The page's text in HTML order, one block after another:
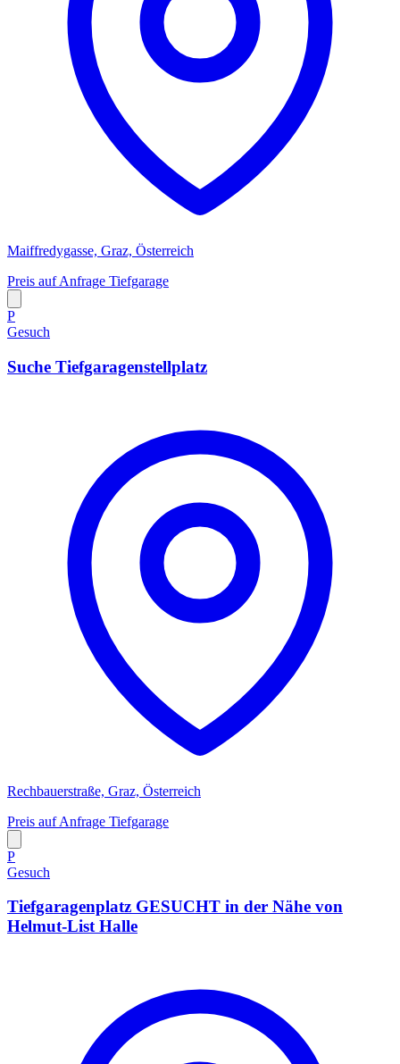
Maiffredygasse, Graz, Österreich
Preis auf Anfrage Tiefgarage
P
Gesuch
Suche Tiefgaragenstellplatz
Rechbauerstraße, Graz, Österreich
Preis auf Anfrage Tiefgarage
P
Gesuch
Tiefgaragenplatz GESUCHT in der Nähe von
Helmut-List Halle